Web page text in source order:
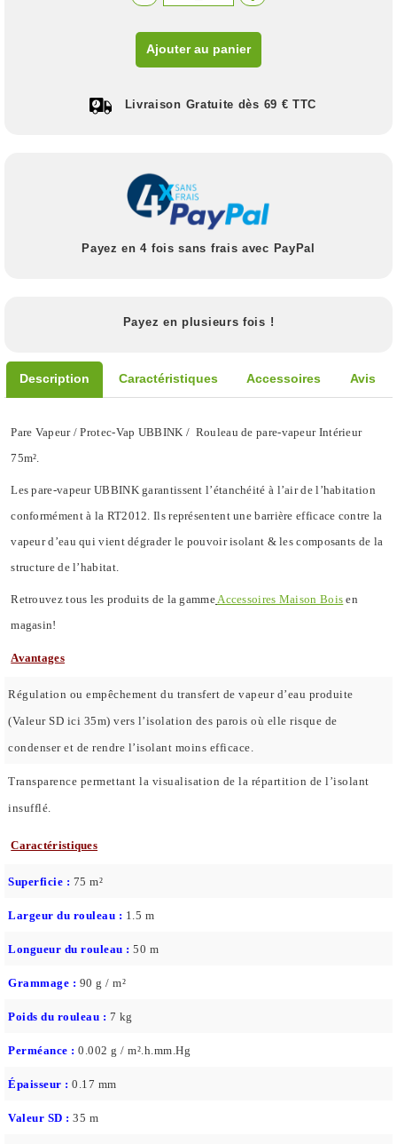
Ajouter au panier
Livraison Gratuite dès 69 € TTC
Payez en 4 fois sans frais avec PayPal
Payez en plusieurs fois !
Description Caractéristiques Accessoires Avis
Pare Vapeur / Protec-Vap UBBINK / Rouleau de pare-vapeur Intérieur
75m².
Les pare-vapeur UBBINK garantissent l’étanchéité à l’air de l’habitation
conformément à la RT2012. Ils représentent une barrière efficace contre la
vapeur d’eau qui vient dégrader le pouvoir isolant & les composants de la
structure de l’habitat.
Retrouvez tous les produits de la gammeAccessoires Maison Bois en
magasin!
Avantages
Régulation ou empêchement du transfert de vapeur d’eau produite
(Valeur SD ici 35m) vers l’isolation des parois où elle risque de
condenser et de rendre l’isolant moins efficace.
Transparence permettant la visualisation de la répartition de l’isolant
insufflé.
Caractéristiques
Superficie : 75 m²
Largeur du rouleau : 1.5 m
Longueur du rouleau : 50 m
Grammage : 90 g / m²
Poids du rouleau : 7 kg
Perméance : 0.002 g / m².h.mm.Hg
Épaisseur : 0.17 mm
Valeur SD : 35 m